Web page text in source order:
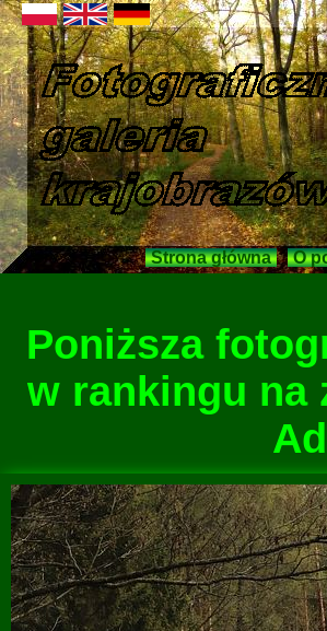
Strona główna O
Poniższa
w rankingu na